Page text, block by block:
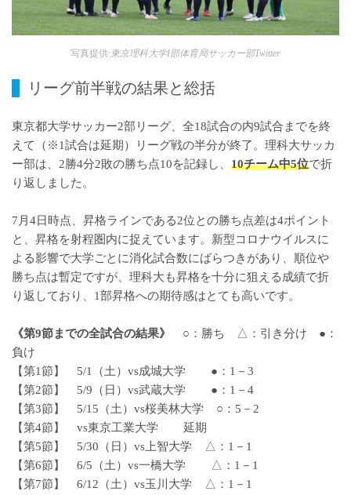
写真提供: 東京理科大学I部体育局サッカー部Twitter
リーグ前半戦の結果と総括
東京都大学サッカー2部リーグ、全18試合の内9試合までを終
えて（※1試合は延期）リーグ戦の半分が終了。理科大サッカ
ー部は、2勝4分2敗の勝ち点10を記録し、 10チーム中5位で折
り返しました。
7月4日時点、昇格ラインである2位との勝ち点差は4ポイント
と、昇格を射程圏内に捉えています。新型コロナウイルスに
よる影響で大学ごとに消化試合数にばらつきがあり、順位や
勝ち点は暫定ですが、理科大も昇格を十分に狙える成績で折
り返しており、1部昇格への期待感はとても高いです。
《第9節までの全試合の結果》
○：勝ち △：引き分け ●：
負け
【第1節】 5/1（土）vs成城大学 ●：1－3
【第2節】 5/9（日）vs武蔵大学 ●：1－4
【第3節】 5/15（土）vs桜美林大学 ○：5－2
【第4節】 vs東京工業大学 延期
【第5節】 5/30（日）vs上智大学 △：1－1
【第6節】 6/5（土）vs一橋大学 △：1－1
【第7節】 6/12（土）vs玉川大学 △：1－1